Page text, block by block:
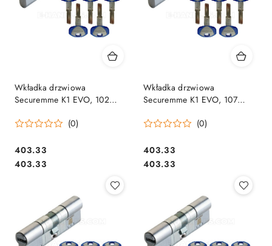
Wkładka drzwiowa
Securemme K1 EVO, 102
chrom
(0)
Cena:
403.33
Cena:
403.33
Wkładka drzwiowa
Securemme K1 EVO, 107
chrom
(0)
Cena:
403.33
Cena:
403.33